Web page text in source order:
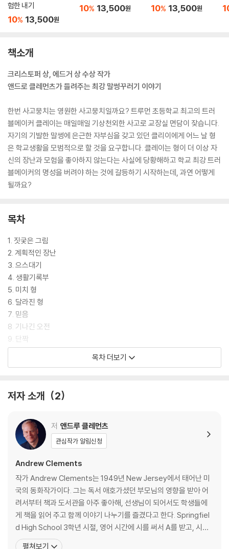
험한 내기
10% 13,500원
10% 13,500원 10% 13,500원
책소개
크리스토퍼 상, 에드거 상 수상 작가
앤드로 클레먼츠가 들려주는 최강 말썽꾸러기 이야기
한번 사고뭉치는 영원한 사고뭉치일까요? 트루먼 초등학교 최고의 트러
블메이커 클레이는 매일매일 기상천외한 사고로 교장실 면담이 잦습니다.
자기의 기발한 말썽에 은근한 자부심을 갖고 있던 클리이에게 어느 날 형
은 학교생활을 모범적으로 할 것을 요구합니다. 클레이는 형이 더 이상 자
신의 장난과 모험을 좋아하지 않는다는 사실에 당황해하고 학교 최강 트러
블메이커의 명성을 버려야 하는 것에 갈등하기 시작하는데, 과연 어떻게
될까요?
목차
1. 짓궂은 그림
2. 계획적인 장난
3. 으스대기
4. 생활기록부
5. 미치 형
6. 달라진 형
7. 믿음
8. 기나긴 오전
9. 단짝
10. 잠깐의 방심
14. 용의자 명단
16. 콧수염 난 당나귀
17. 증거
18. 재미
19. 선택의 갈림길
20. 범죄 현장
21. 최후의 결전
22. 에필로그
옮긴이의 말
목차 더보기
저자 소개 2
저 앤드루 클레먼츠
관심작가 알림신청
Andrew Clements
작가 Andrew Clements는 1949년 New Jersey에서 태어난 미
국의 동화작가이다. 그는 독서 애호가셨던 부모님의 영향을 받아 어
려서부터 책과 도서관을 아주 좋아해, 선생님이 되어서도 학생들에
게 책을 읽어 주고 함께 이야기 나누기를 즐겼다고 한다. Springfiel
d High School 3학년 시절, 영어 시간에 시를 써서 A를 받고, 시가
꼭 출판 되길 바란다는 선생님의 칭찬에 힘을 얻어 Northwestern
펼쳐보기